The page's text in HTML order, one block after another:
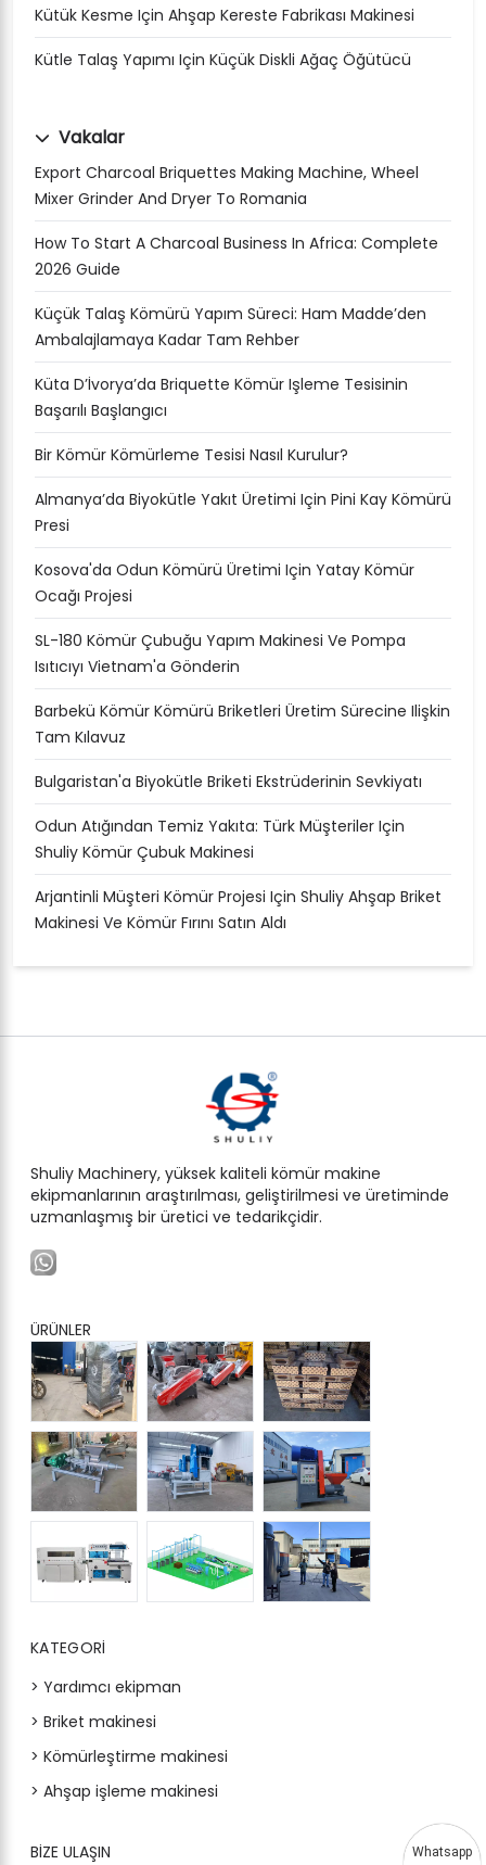
Kütük Kesme Için Ahşap Kereste Fabrikası Makinesi
Kütle Talaş Yapımı Için Küçük Diskli Ağaç Öğütücü
Vakalar
Export Charcoal Briquettes Making Machine, Wheel
Mixer Grinder And Dryer To Romania
How To Start A Charcoal Business In Africa: Complete
2026 Guide
Küçük Talaş Kömürü Yapım Süreci: Ham Madde’den
Ambalajlamaya Kadar Tam Rehber
Küta D’İvorya’da Briquette Kömür Işleme Tesisinin
Başarılı Başlangıcı
Bir Kömür Kömürleme Tesisi Nasıl Kurulur?
Almanya’da Biyokütle Yakıt Üretimi Için Pini Kay Kömürü
Presi
Kosova'da Odun Kömürü Üretimi Için Yatay Kömür
Ocağı Projesi
SL-180 Kömür Çubuğu Yapım Makinesi Ve Pompa
Isıtıcıyı Vietnam'a Gönderin
Barbekü Kömür Kömürü Briketleri Üretim Sürecine Ilişkin
Tam Kılavuz
Bulgaristan'a Biyokütle Briketi Ekstrüderinin Sevkiyatı
Odun Atığından Temiz Yakıta: Türk Müşteriler Için
Shuliy Kömür Çubuk Makinesi
Arjantinli Müşteri Kömür Projesi Için Shuliy Ahşap Briket
Makinesi Ve Kömür Fırını Satın Aldı
Shuliy Machinery, yüksek kaliteli kömür makine
ekipmanlarının araştırılması, geliştirilmesi ve üretiminde
uzmanlaşmış bir üretici ve tedarikçidir.
ÜRÜNLER
KATEGORI
> Yardımcı ekipman
> Briket makinesi
> Kömürleştirme makinesi
> Ahşap işleme makinesi
BIZE ULAŞIN Whatsapp